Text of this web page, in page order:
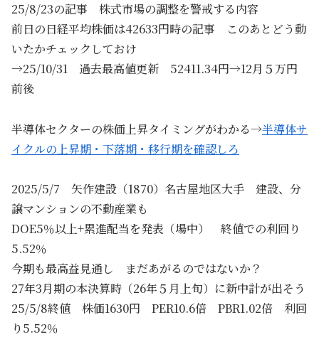
25/8/23の記事 株式市場の調整を警戒する内容
前日の日経平均株価は42633円時の記事 このあとどう動
いたかチェックしておけ
→25/10/31 過去最高値更新 52411.34円→12月５万円
前後
半導体セクターの株価上昇タイミングがわかる→半導体サ
イクルの上昇期・下落期・移行期を確認しろ
2025/5/7 矢作建設（1870）名古屋地区大手 建設、分
譲マンションの不動産業も
DOE5％以上+累進配当を発表（場中） 終値での利回り
5.52％
今期も最高益見通し まだあがるのではないか？
27年3月期の本決算時（26年５月上旬）に新中計が出そう
25/5/8終値 株価1630円 PER10.6倍 PBR1.02倍 利回
り5.52％